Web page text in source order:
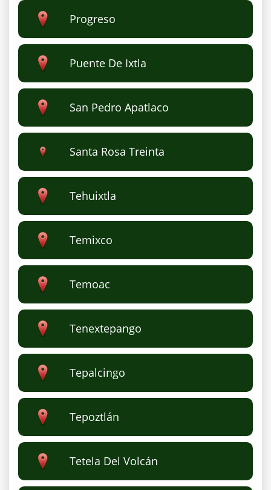
Progreso
Puente De Ixtla
San Pedro Apatlaco
Santa Rosa Treinta
Tehuixtla
Temixco
Temoac
Tenextepango
Tepalcingo
Tepoztlán
Tetela Del Volcán